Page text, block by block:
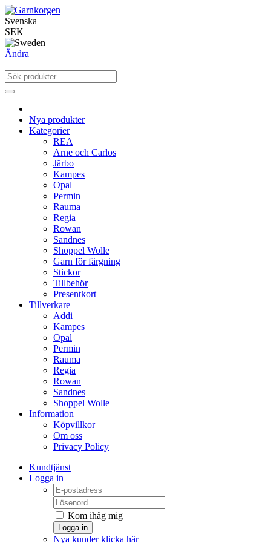
Svenska
SEK
Ändra
Nya produkter
Kategorier
REA
Arne och Carlos
Järbo
Kampes
Opal
Permin
Rauma
Regia
Rowan
Sandnes
Shoppel Wolle
Garn för färgning
Stickor
Tillbehör
Presentkort
Tillverkare
Addi
Kampes
Opal
Permin
Rauma
Regia
Rowan
Sandnes
Shoppel Wolle
Information
Köpvillkor
Om oss
Privacy Policy
Kundtjänst
Logga in
Kom ihåg mig
Logga in
Nya kunder klicka här